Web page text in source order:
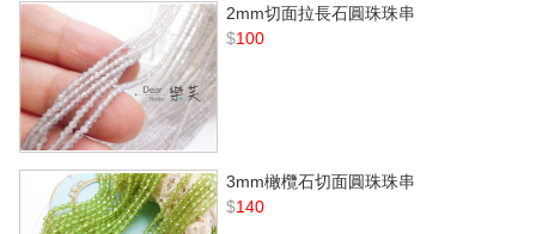
2mm切面拉長石圓珠珠串
$100
3mm橄欖石切面圓珠珠串
$140